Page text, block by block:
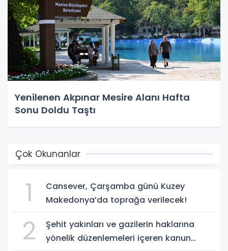
Yenilenen Akpınar Mesire Alanı Hafta
Sonu Doldu Taştı
Çok Okunanlar
1
Cansever, Çarşamba günü Kuzey
Makedonya’da toprağa verilecek!
2
Şehit yakınları ve gazilerin haklarına
yönelik düzenlemeleri içeren kanun